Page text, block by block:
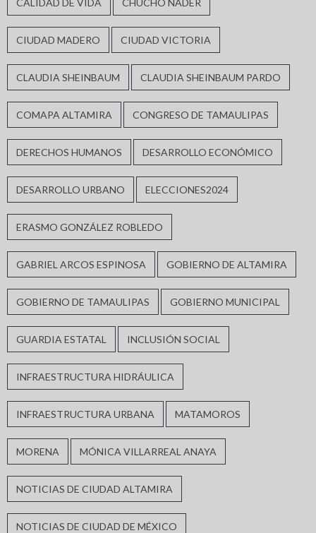
CALIDAD DE VIDA CHUCHO NADER
CIUDAD MADERO CIUDAD VICTORIA
CLAUDIA SHEINBAUM CLAUDIA SHEINBAUM PARDO
COMAPA ALTAMIRA CONGRESO DE TAMAULIPAS
DERECHOS HUMANOS DESARROLLO ECONÓMICO
DESARROLLO URBANO ELECCIONES2024
ERASMO GONZÁLEZ ROBLEDO
GABRIEL ARCOS ESPINOSA GOBIERNO DE ALTAMIRA
GOBIERNO DE TAMAULIPAS GOBIERNO MUNICIPAL
GUARDIA ESTATAL INCLUSIÓN SOCIAL
INFRAESTRUCTURA HIDRÁULICA
INFRAESTRUCTURA URBANA MATAMOROS
MORENA MÓNICA VILLARREAL ANAYA
NOTICIAS DE CIUDAD ALTAMIRA
NOTICIAS DE CIUDAD DE MÉXICO